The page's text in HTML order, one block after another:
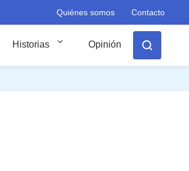
Quiénes somos Contacto
Historias Opinión